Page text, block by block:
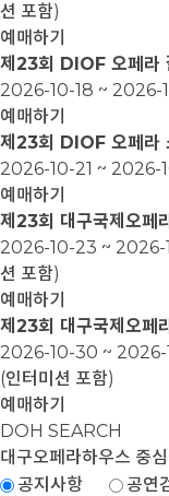
션 포함)
예매하기
제23회 DIOF 오페라
2026-10-18 ~ 2026-
예매하기
제23회 DIOF 오페라
2026-10-21 ~ 2026-
예매하기
제23회 대구국제오페
2026-10-23 ~
션 포함)
예매하기
제23회 대구국제오페
2026-10-30 ~ 2026-
(인터미션 포함)
예매하기
DOH SEARCH
대구오페라하우스 중
공지사항
공연